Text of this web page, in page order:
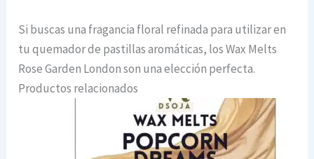
Si buscas una fragancia floral refinada para utilizar en
tu quemador de pastillas aromáticas, los Wax Melts
Rose Garden London son una elección perfecta.
Productos relacionados